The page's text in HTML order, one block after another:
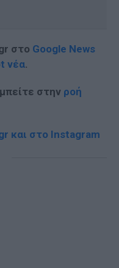
στο Google News
νέα.
στην ροή
και στο Instagram